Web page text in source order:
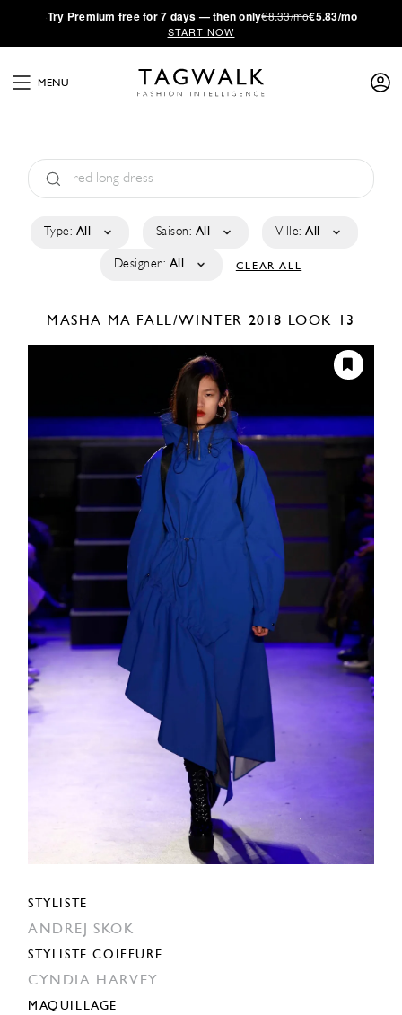
·Try Premium free for 7 days — then only€8.33/mo€5.83/mo
START NOW
MENU
Type: All Saison: All Ville: All
Designer: All CLEAR ALL
MASHA MA FALL/WINTER 2018 LOOK 13
STYLISTE
ANDREJ SKOK
STYLISTE COIFFURE
CYNDIA HARVEY
MAQUILLAGE